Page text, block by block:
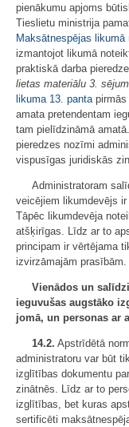
pienākumu apjoms
Tieslietu ministrija
Maksātnespējas likumā
izmantojot likumā
praktiskā darba
lietas materiālu 3.
likuma 13. pantapirmās
amata pretendentam
tam pielīdzināmā
pieredzes nozīmi
vispusīgas juridiskās
Administratoram
veicējiem likumdevējs
Tāpēc likumdevēja
atšķirīgas. Līdz ar to
principam ir vērtējama
izvirzāmajām prasībām.
Vienādos un
ieguvušas augstāko
jomā, un personas ar
14.2. Apstrīdētā
administratoru var būt
izglītības dokumentu
zinātnēs. Līdz ar to
izglītības, bet kuras
sertificēti